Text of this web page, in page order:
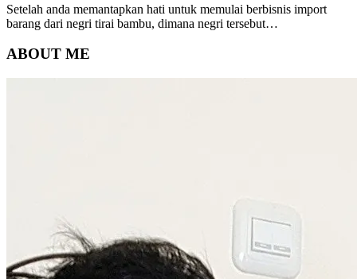
Setelah anda memantapkan hati untuk memulai berbisnis import
barang dari negri tirai bambu, dimana negri tersebut…
ABOUT ME